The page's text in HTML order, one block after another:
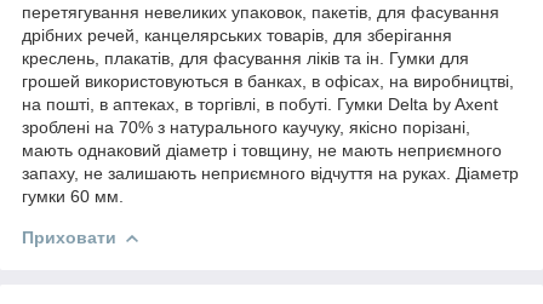
перетягування невеликих упаковок, пакетів, для фасування
дрібних речей, канцелярських товарів, для зберігання
креслень, плакатів, для фасування ліків та ін. Гумки для
грошей використовуються в банках, в офісах, на виробництві,
на пошті, в аптеках, в торгівлі, в побуті. Гумки Delta by Axent
зроблені на 70% з натурального каучуку, якісно порізані,
мають однаковий діаметр і товщину, не мають неприємного
запаху, не залишають неприємного відчуття на руках. Діаметр
гумки 60 мм.
Приховати